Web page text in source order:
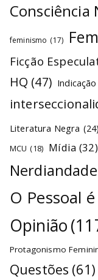
Consciência
feminismo (17)
Ficção
HQ (47) Indicação
Literatura Negra (24)
MCU (18) Mídia (32)
Nerdiandade
O Pessoal
Opinião
Protagonismo
Questões (61)